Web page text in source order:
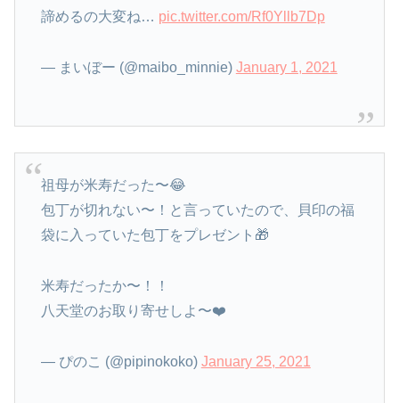
諦めるの大変ね… pic.twitter.com/Rf0Yllb7Dp
— まいぼー (@maibo_minnie) January 1, 2021
祖母が米寿だった〜😂
包丁が切れない〜！と言っていたので、貝印の福
袋に入っていた包丁をプレゼント🎁
米寿だったか〜！！
八天堂のお取り寄せしよ〜❤️
— ぴのこ (@pipinokoko) January 25, 2021